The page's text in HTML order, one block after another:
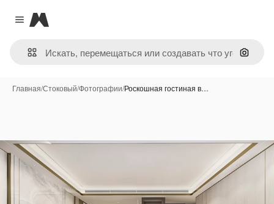
Close menu
Magnific
Поиск
Главная/Стоковый/Фотографии/Роскошная гостиная в…